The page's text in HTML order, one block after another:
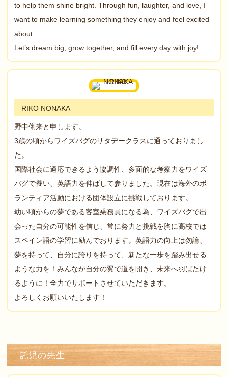
RIKO NONAKA
野中俐来と申します。
3歳の頃からワイズバグのサタデークラスに通っておりまし
た。
国際社会に適応できるよう協調性、多面的な考察力をワイズ
バグで養い、英語力を伸ばして参りました。現在は海外のボ
ランティア活動における団体設立に挑戦しております。
幼い頃からの夢である客室乗務員になる為、ワイズバグで出
会った自分の可能性を信じ、常に努力と挑戦を胸に高校では
スペイン語の学習に励んでおります。英語力の向上は勿論、
夢を持って、自分に誇りを持って、新たな一歩を踏み出せる
ような力を！みんなが自分の翼で道を開き、未来へ羽ばたけ
るように！全力でサポートさせていただきます。
よろしくお願いいたします！
to help them shine bright. Through fun, laughter, and love, I
want to make learning something they enjoy and feel excited
about.
Let’s dream big, grow together, and fill every day with joy!
託児の先生